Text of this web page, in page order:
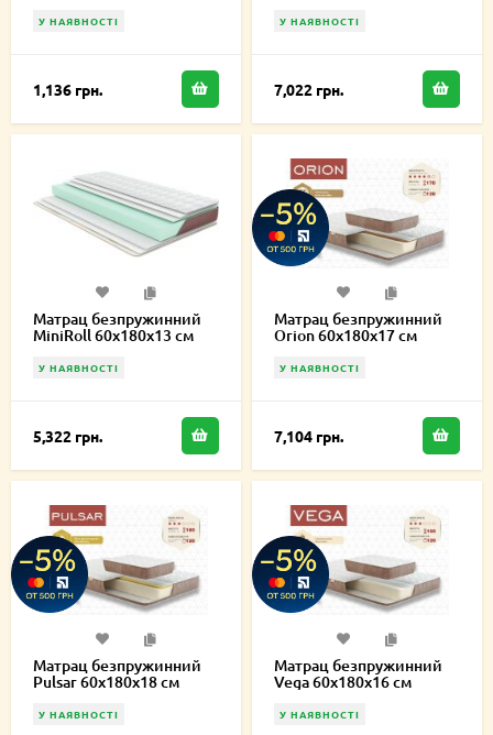
У НАЯВНОСТІ
1,136 грн.
У НАЯВНОСТІ
7,022 грн.
Матрац безпружинний
MiniRoll 60х180х13 см
У НАЯВНОСТІ
5,322 грн.
Матрац безпружинний
Orion 60х180х17 см
У НАЯВНОСТІ
7,104 грн.
Матрац безпружинний
Pulsar 60х180х18 см
У НАЯВНОСТІ
Матрац безпружинний
Vega 60х180х16 см
У НАЯВНОСТІ